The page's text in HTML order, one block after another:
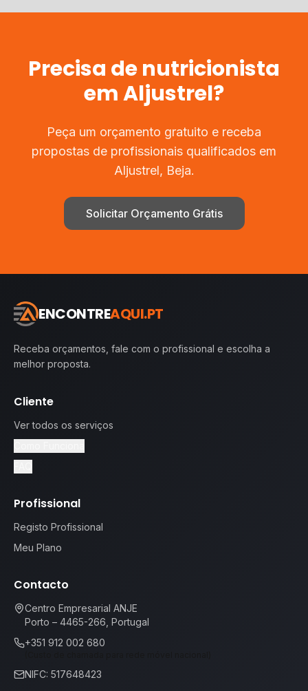
Precisa denutricionista
emAljustrel?
Peça um orçamento gratuito e receba
propostas de profissionais qualificados em
Aljustrel, Beja.
Solicitar Orçamento Grátis
ENCONTREAQUI.PT
Receba orçamentos, fale com o profissional e escolha a
melhor proposta.
Cliente
Ver todos os serviços
Profissional
Registo Profissional
Meu Plano
Contacto
Centro Empresarial ANJE
Porto – 4465-266, Portugal
+351 912 002 680
NIFC: 517648423